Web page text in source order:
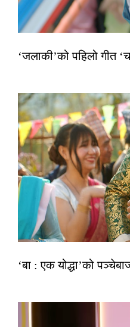
‘जलाकी’को पहिलो गीत
‘बा : एक योद्धा’को